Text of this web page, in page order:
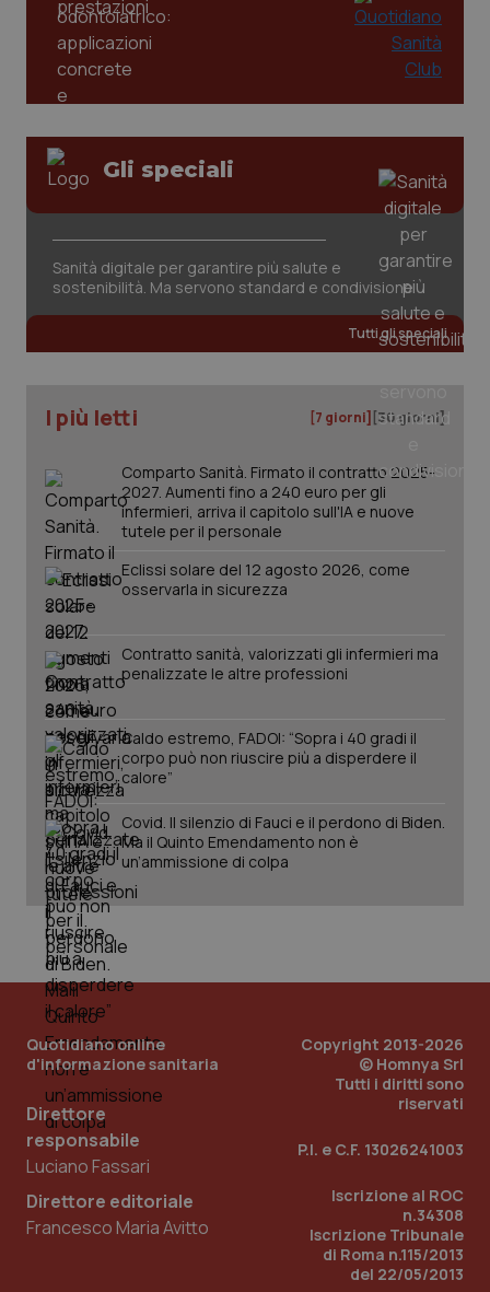
Gli speciali
Sanità digitale per garantire più salute e
sostenibilità. Ma servono standard e condivisione
Tutti gli speciali
I più letti [7 giorni] [30 giorni]
Comparto Sanità. Firmato il contratto 2025-
2027. Aumenti fino a 240 euro per gli
infermieri, arriva il capitolo sull'IA e nuove
tutele per il personale
Eclissi solare del 12 agosto 2026, come
osservarla in sicurezza
Contratto sanità, valorizzati gli infermieri ma
penalizzate le altre professioni
Caldo estremo, FADOI: “Sopra i 40 gradi il
corpo può non riuscire più a disperdere il
calore”
Covid. Il silenzio di Fauci e il perdono di Biden.
Ma il Quinto Emendamento non è
un’ammissione di colpa
Quotidiano online
d'informazione sanitaria
Direttore
responsabile
Luciano Fassari
Direttore editoriale
Francesco Maria Avitto
Copyright 2013-2026
© Homnya Srl
Tutti i diritti sono
riservati
P.I. e C.F. 13026241003
Iscrizione al ROC
n.34308
Iscrizione Tribunale
di Roma n.115/2013
del 22/05/2013
tracking-sites-ironfish-
tracking-enable
www.quotidianosanita.it
tracking-sites-ironfish-
session-id
www.quotidianosanita.it
PHPSESSID